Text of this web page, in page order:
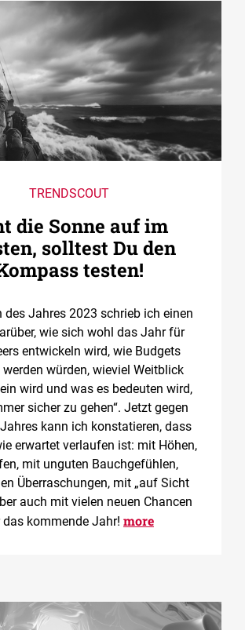
TRENDSCOUT
die Sonne auf im
solltest Du den
testen!
des Jahres 2023 schrieb ich einen
wie sich wohl das Jahr für
entwickeln wird, wie Budgets
würden, wieviel Weitblick
wird und was es bedeuten wird,
sicher zu gehen“. Jetzt gegen
kann ich konstatieren, dass
erwartet verlaufen ist: mit Höhen,
mit unguten Bauchgefühlen,
Überraschungen, mit „auf Sicht
auch mit vielen neuen Chancen
kommende Jahr! more